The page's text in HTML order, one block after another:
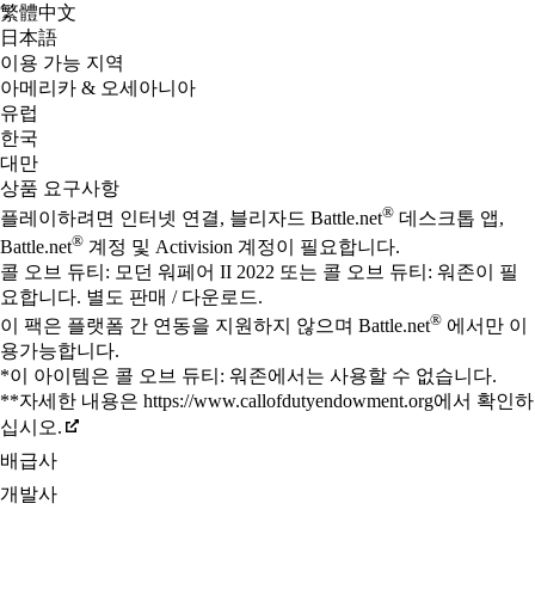
繁體中文
日本語
이용 가능 지역
아메리카 & 오세아니아
유럽
한국
대만
상품 요구사항
플레이하려면 인터넷 연결, 블리자드 Battle.net® 데스크톱 앱,
Battle.net® 계정 및 Activision 계정이 필요합니다.
콜 오브 듀티: 모던 워페어 II 2022 또는 콜 오브 듀티: 워존이 필
요합니다. 별도 판매 / 다운로드.
이 팩은 플랫폼 간 연동을 지원하지 않으며 Battle.net® 에서만 이
용가능합니다.
*이 아이템은 콜 오브 듀티: 워존에서는 사용할 수 없습니다.
**자세한 내용은 https://www.callofdutyendowment.org에서 확인하
십시오.
배급사
개발사